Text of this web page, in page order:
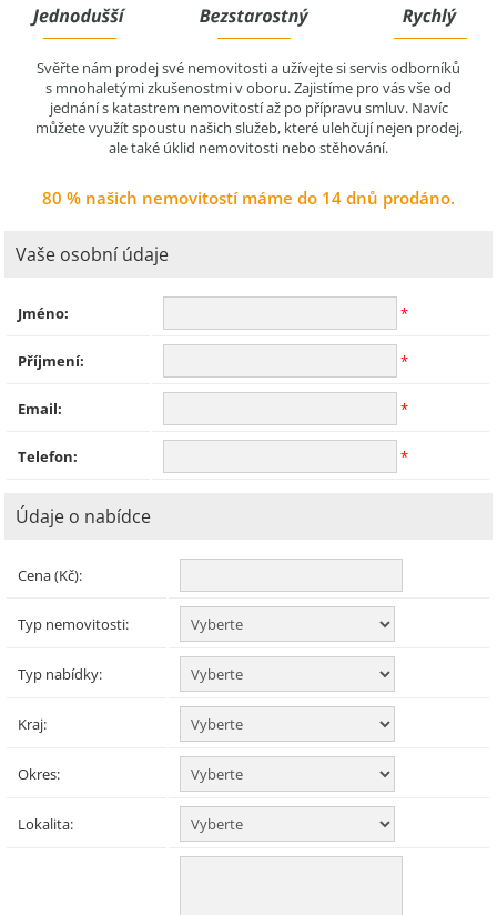
Svěřte nám prodej své nemovitosti a užívejte si servis odborníků
s mnohaletými zkušenostmi v oboru. Zajistíme pro vás vše od
jednání s katastrem nemovitostí až po přípravu smluv. Navíc
můžete využít spoustu našich služeb, které ulehčují nejen prodej,
ale také úklid nemovitosti nebo stěhování.
80 % našich nemovitostí máme do 14 dnů prodáno.
Vaše osobní údaje
Jméno: *
Příjmení: *
Email: *
Telefon: *
Údaje o nabídce
Cena (Kč):
Typ nemovitosti:
Typ nabídky:
Kraj:
Okres:
Lokalita: